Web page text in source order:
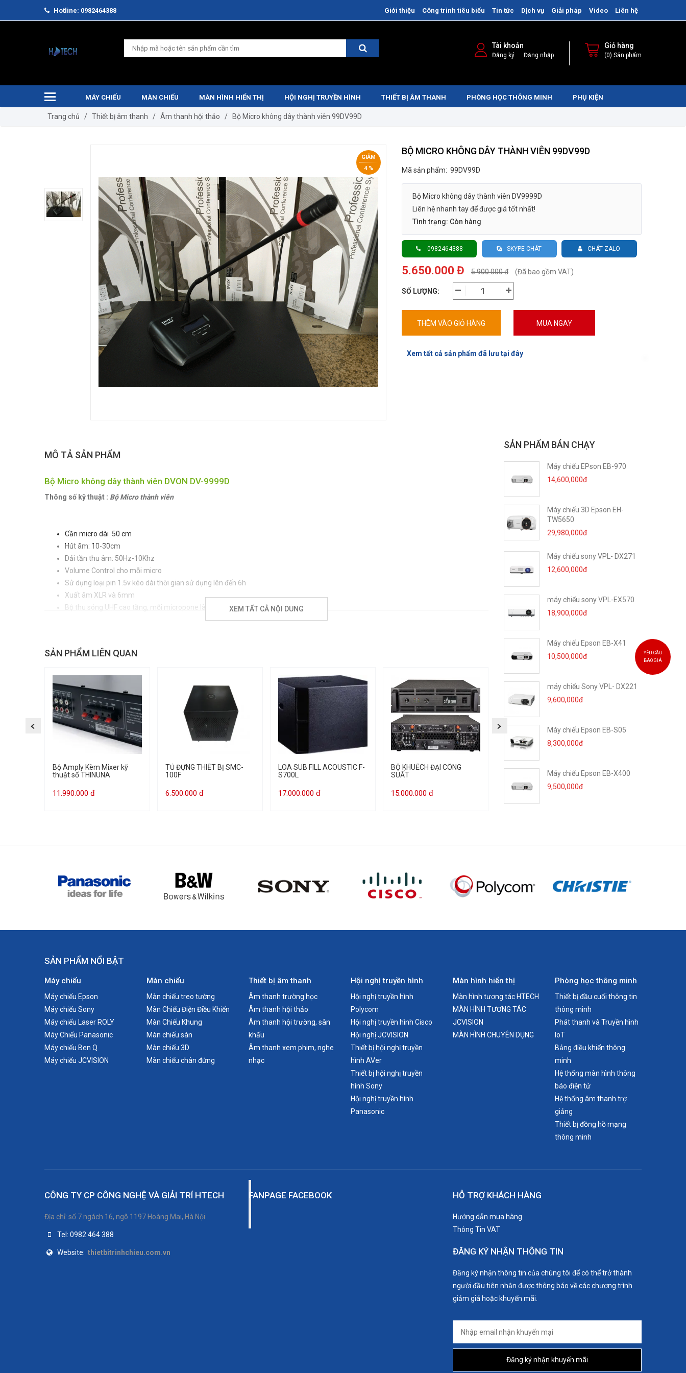
Hotline: 0982464388 Giới thiệu Công trình tiêu biểu Tin tức Dịch vụ Giải pháp Video Liên hệ
Tài khoản
Đăng ký Đăng nhập
Giỏ hàng
(0) Sản phẩm
MÁY CHIẾU MÀN CHIẾU MÀN HÌNH HIỂN THỊ HỘI NGHỊ TRUYỀN HÌNH THIẾT BỊ ÂM THANH PHÒNG HỌC THÔNG MINH PHỤ KIỆN
Trang chủ / Thiết bị âm thanh / Âm thanh hội thảo / Bộ Micro không dây thành viên 99DV99D
GIẢM
4 %
BỘ MICRO KHÔNG DÂY THÀNH VIÊN 99DV99D
Mã sản phẩm: 99DV99D
Bộ Micro không dây thành viên DV9999D
Liên hệ nhanh tay để được giá tốt nhất!
Tình trạng: Còn hàng
0982464388 CHÁT ZALO
SKYPE CHÁT
5.650.000 Đ 5.900.000 đ (Đã bao gồm VAT)
SỐ LƯỢNG:
THÊM VÀO GIỎ HÀNG MUA NGAY
Xem tất cả sản phẩm đã lưu tại đây
MÔ TẢ SẢN PHẨM
Bộ Micro không dây thành viên DVON DV-9999D
Thông số kỹ thuật : Bộ Micro thành viên
Cần micro dài 50 cm
Hút âm: 10-30cm
Dải tần thu âm: 50Hz-10Khz
Volume Control cho mỗi micro
Sử dụng loại pin 1.5v kéo dài thời gian sử dụng lên đến 6h
Xuất âm XLR và 6mm
Bộ thu sóng UHF cao tầng, mỗi micropone là một tần số."XEM TẤT CẢ NỘI DUNG
SẢN PHẨM LIÊN QUAN
Bộ Amply Kèm Mixer kỹ
thuật số THINUNA
11.990.000 đ
TỦ ĐỰNG THIẾT BỊ SMC-
100F
6.500.000 đ
LOA SUB FILL ACOUSTIC F-
S700L
17.000.000 đ
BỘ KHUẾCH ĐẠI CÔNG
SUẤT
15.000.000 đ
HỆ THỐNG ĐIỀU KHIỂN
NGUỒN TRUNG TÂM
15.500.000 đ
Micro để bục KIWI
SẢN PHẨM BÁN CHẠY
Máy chiếu EPson EB-970
14,600,000đ
Máy chiếu 3D Epson EH-
TW5650
29,980,000đ
Máy chiếu sony VPL- DX271
12,600,000đ
máy chiếu sony VPL-EX570
18,900,000đ
Máy chiếu Epson EB-X41
10,500,000đ
máy chiếu Sony VPL- DX221
9,600,000đ
Máy chiếu Epson EB-S05
8,300,000đ
Máy chiếu Epson EB-X400
9,500,000đ
SẢN PHẨM NỔI BẬT
Máy chiếu
Máy chiếu Epson
Máy chiếu Sony
Máy chiếu Laser ROLY
Máy Chiếu Panasonic
Máy chiếu Ben Q
Máy chiếu JCVISION
Màn chiếu
Màn chiếu treo tường
Màn Chiếu Điện Điều Khiển
Màn Chiếu Khung
Màn chiếu sàn
Màn chiếu 3D
Màn chiếu chân đứng
Thiết bị âm thanh
Âm thanh trường học
Âm thanh hội thảo
Âm thanh hội trường, sân
khấu
Âm thanh xem phim, nghe
nhạc
Hội nghị truyền hình
Hội nghị truyền hình
Polycom
Hội nghị truyền hình Cisco
Hội nghị JCVISION
Thiết bị hội nghị truyền
hình AVer
Thiết bị hội nghị truyền
hình Sony
Hội nghị truyền hình
Panasonic
Màn hình hiển thị
Màn hình tương tác HTECH
MÀN HÌNH TƯƠNG TÁC
JCVISION
MÀN HÌNH CHUYÊN DỤNG
Phòng học thông minh
Thiết bị đầu cuối thông tin
thông minh
Phát thanh và Truyền hình
IoT
Bảng điều khiển thông
minh
Hệ thống màn hình thông
báo điện tử
Hệ thống âm thanh trợ
giảng
Thiết bị đồng hồ mạng
thông minh
CÔNG TY CP CÔNG NGHỆ VÀ GIẢI TRÍ HTECH
Địa chỉ: số 7 ngách 16, ngõ 1197 Hoàng Mai, Hà Nội
Tel: 0982 464 388
Website: thietbitrinhchieu.com.vn
FANPAGE FACEBOOK HỖ TRỢ KHÁCH HÀNG
Hướng dẫn mua hàng
Thông Tin VAT
ĐĂNG KÝ NHẬN THÔNG TIN
Đăng ký nhận thông tin của chúng tôi để có thể trở thành
người đầu tiên nhận được thông báo về các chương trình
giảm giá hoặc khuyến mãi.
Đăng ký nhận khuyến mãi
YÊU CẦU
BÁO GIÁ